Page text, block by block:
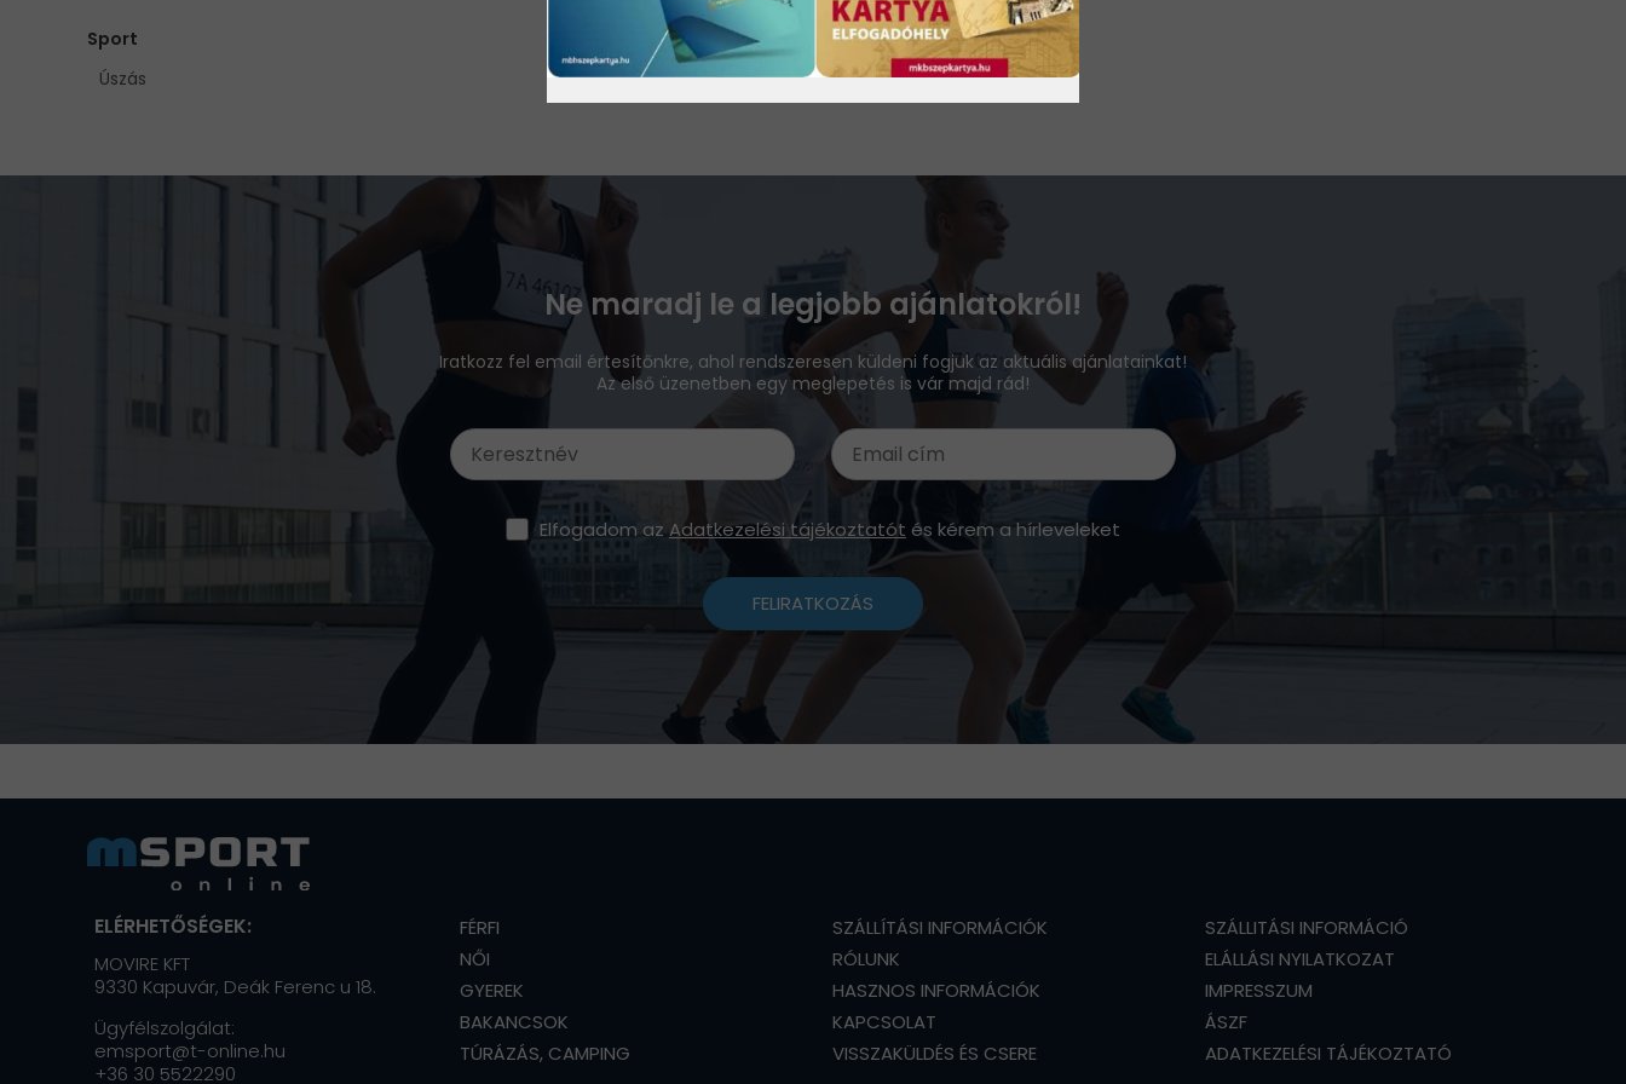
Sport
Úszás
Ne maradj le a legjobb ajánlatokról!
Iratkozz fel email értesítőnkre, ahol rendszeresen küldeni fogjuk az aktuális ajánlatainkat!
Az első üzenetben egy meglepetés is vár majd rád!
Elfogadom azAdatkezelési tájékoztatót és kérem a hírleveleket
FELIRATKOZÁS
ELÉRHETŐSÉGEK:
MOVIRE KFT
9330 Kapuvár, Deák Ferenc u 18.
Ügyfélszolgálat:
emsport@t-online.hu
+36 30 5522290
FÉRFI
NŐI
GYEREK
BAKANCSOK
TÚRÁZÁS, CAMPING
SZÁLLÍTÁSI INFORMÁCIÓK
RÓLUNK
HASZNOS INFORMÁCIÓK
KAPCSOLAT
VISSZAKÜLDÉS ÉS CSERE
SZÁLLITÁSI INFORMÁCIÓ
ELÁLLÁSI NYILATKOZAT
IMPRESSZUM
ÁSZF
ADATKEZELÉSI TÁJÉKOZTATÓ